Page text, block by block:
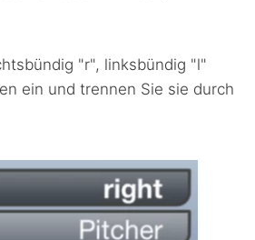
"r", linksbündig "l"
ein und trennen Sie sie durch